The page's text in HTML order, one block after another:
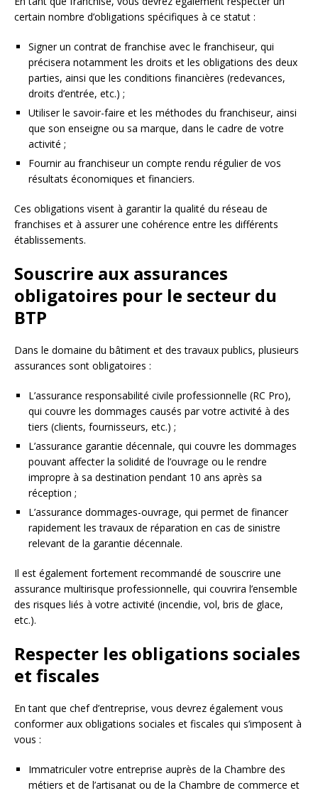
certain nombre d’obligations spécifiques à ce statut :
Signer un contrat de franchise avec le franchiseur, qui
précisera notamment les droits et les obligations des deux
parties, ainsi que les conditions financières (redevances,
droits d’entrée, etc.) ;
Utiliser le savoir-faire et les méthodes du franchiseur, ainsi
que son enseigne ou sa marque, dans le cadre de votre
activité ;
Fournir au franchiseur un compte rendu régulier de vos
résultats économiques et financiers.
Ces obligations visent à garantir la qualité du réseau de
franchises et à assurer une cohérence entre les différents
établissements.
Souscrire aux assurances
obligatoires pour le secteur du
BTP
Dans le domaine du bâtiment et des travaux publics, plusieurs
assurances sont obligatoires :
L’assurance responsabilité civile professionnelle (RC Pro),
qui couvre les dommages causés par votre activité à des
tiers (clients, fournisseurs, etc.) ;
L’assurance garantie décennale, qui couvre les dommages
pouvant affecter la solidité de l’ouvrage ou le rendre
impropre à sa destination pendant 10 ans après sa
réception ;
L’assurance dommages-ouvrage, qui permet de financer
rapidement les travaux de réparation en cas de sinistre
relevant de la garantie décennale.
Il est également fortement recommandé de souscrire une
assurance multirisque professionnelle, qui couvrira l’ensemble
des risques liés à votre activité (incendie, vol, bris de glace,
etc.).
Respecter les obligations sociales
et fiscales
En tant que chef d’entreprise, vous devrez également vous
conformer aux obligations sociales et fiscales qui s’imposent à
vous :
Immatriculer votre entreprise auprès de la Chambre des
métiers et de l’artisanat ou de la Chambre de commerce et